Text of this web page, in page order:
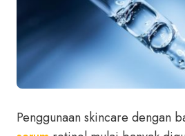
Penggunaan skincare dengan